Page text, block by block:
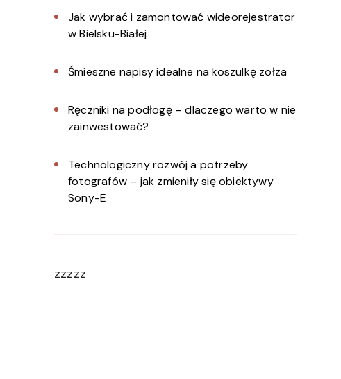
Jak wybrać i zamontować wideorejestrator
w Bielsku-Białej
Śmieszne napisy idealne na koszulkę zołza
Ręczniki na podłogę – dlaczego warto w nie
zainwestować?
Technologiczny rozwój a potrzeby
fotografów – jak zmieniły się obiektywy
Sony-E
zzzzz